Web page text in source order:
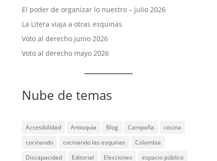
El poder de organizar lo nuestro – julio 2026
La Litera viaja a otras esquinas
Voto al derecho junio 2026
Voto al derecho mayo 2026
Nube de temas
Accesibilidad Antioquia Blog Campaña
cocina
cocinando
cocinando las esquinas
Colombia
Discapacidad
Editorial Elecciones
espacio público